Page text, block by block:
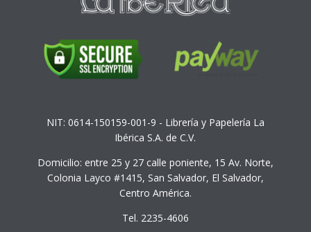
NIT: 0614-150159-001-9 - Librería y Papelería La
Ibérica S.A. de C.V.
Domicilio: entre 25 y 27 calle poniente, 15 Av. Norte,
Colonia Layco #1415, San Salvador, El Salvador,
Centro América.
Tel. 2235-4606